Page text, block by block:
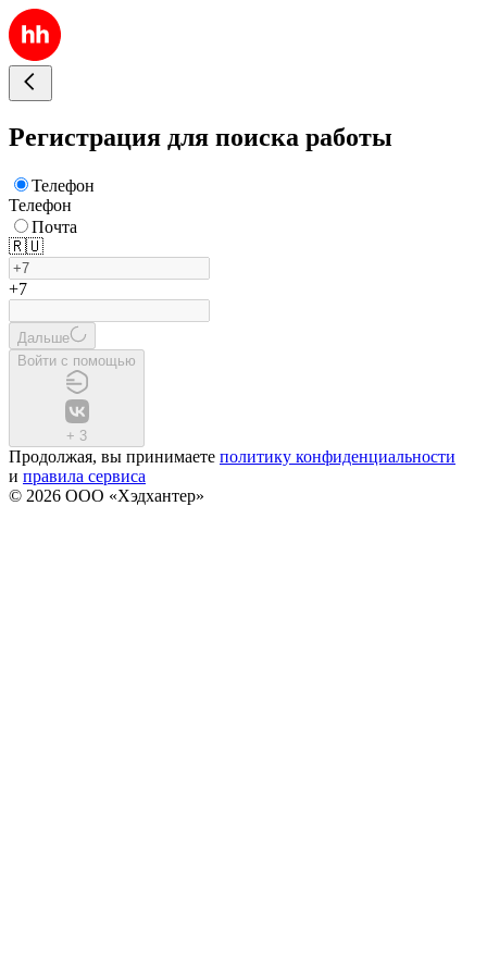
Регистрация для поиска работы
Телефон
Телефон
Почта
🇷🇺
+7
Дальше
Войти с помощью
+ 3
Продолжая, вы принимаете политику конфиденциальности
и правила сервиса
© 2026 ООО «Хэдхантер»